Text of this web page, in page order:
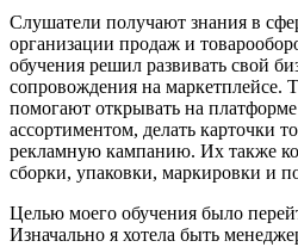
Слушатели получают знания в
организации продаж и
обучения решил развивать свой
сопровождения на маркетплейсе.
помогают открывать на
ассортиментом, делать карточки
рекламную кампанию. Их также
сборки, упаковки, маркировки и
Целью моего обучения было
Изначально я хотела быть